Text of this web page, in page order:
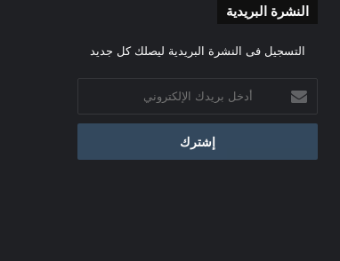
النشرة البريدية
التسجيل فى النشرة البريدية ليصلك كل جديد
بريدك
الإلكتروني